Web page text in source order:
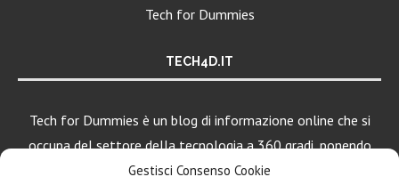
Gestisci Consenso Cookie
Tech for Dummies
TECH4D.IT
Tech for Dummies è un blog di informazione online che si
occupa del settore della tecnologia a 360 gradi, ponendo
una particolare attenzione al mondo Android, Apple e